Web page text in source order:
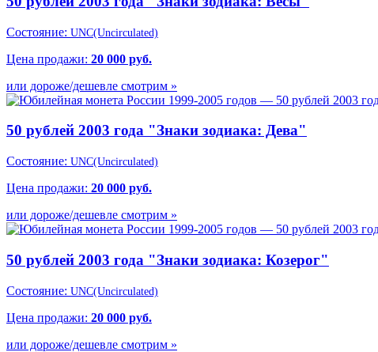
Состояние: UNC(Uncirculated)
Цена продажи: 20 000 руб.
или дороже/дешевле смотрим »
50 рублей 2003 года "Знаки зодиака: Дева"
Состояние: UNC(Uncirculated)
Цена продажи: 20 000 руб.
или дороже/дешевле смотрим »
50 рублей 2003 года "Знаки зодиака: Козерог"
Состояние: UNC(Uncirculated)
Цена продажи: 20 000 руб.
или дороже/дешевле смотрим »